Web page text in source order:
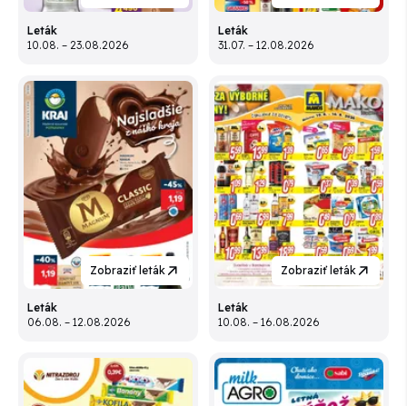
Leták
10.08. – 23.08.2026
Leták
31.07. – 12.08.2026
Zobraziť leták
Leták
06.08. – 12.08.2026
Zobraziť leták
Leták
10.08. – 16.08.2026